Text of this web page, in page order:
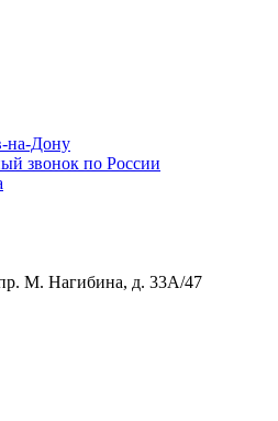
на-Дону
звонок по России
М. Нагибина, д. 33А/47